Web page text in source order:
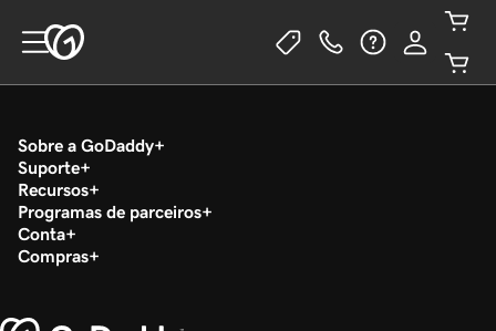
Sobre a GoDaddy
Suporte
Recursos
Programas de parceiros
Conta
Compras